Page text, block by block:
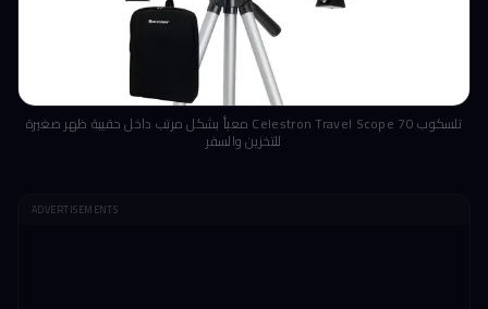
تلسكوب Celestron Travel Scope 70 معبأ بشكل مرتب داخل حقيبة ظهر صغيرة
للتخزين والسفر
ADVERTISEMENTS